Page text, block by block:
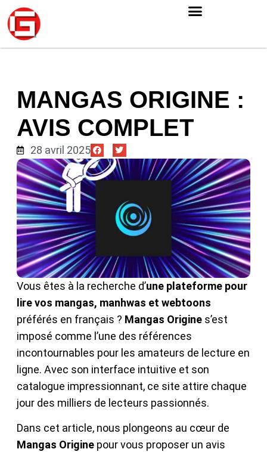
MANGAS ORIGINE :
AVIS COMPLET
28 avril 2025
Vous êtes à la recherche d’une plateforme pour
lire vos mangas, manhwas et webtoons
préférés en français ? Mangas Origine s’est
imposé comme l’une des références
incontournables pour les amateurs de lecture en
ligne. Avec son interface intuitive et son
catalogue impressionnant, ce site attire chaque
jour des milliers de lecteurs passionnés.
Dans cet article, nous plongeons au cœur de
Mangas Origine pour vous proposer un avis